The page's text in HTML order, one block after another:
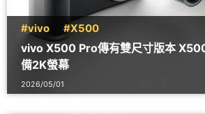
#vivo #X500
vivo X500 Pro傳有雙尺寸版本
備2K螢幕
2026/05/01